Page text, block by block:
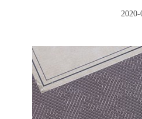
2020-